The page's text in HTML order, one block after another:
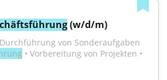
(w/d/m)
von Sonderaufgaben
• Vorbereitung von Projekten •